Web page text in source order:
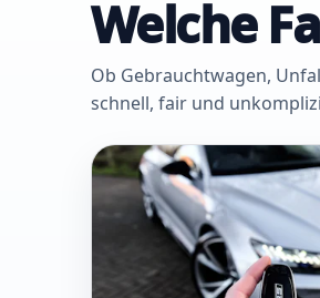
Welche
Ob Gebrauchtwagen,
schnell, fair und